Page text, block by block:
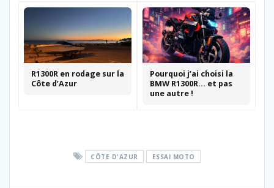
R1300R en rodage sur la
Côte d’Azur
Pourquoi j’ai choisi la
BMW R1300R… et pas
une autre !
CÔTE D'AZUR ESSAI MOTO